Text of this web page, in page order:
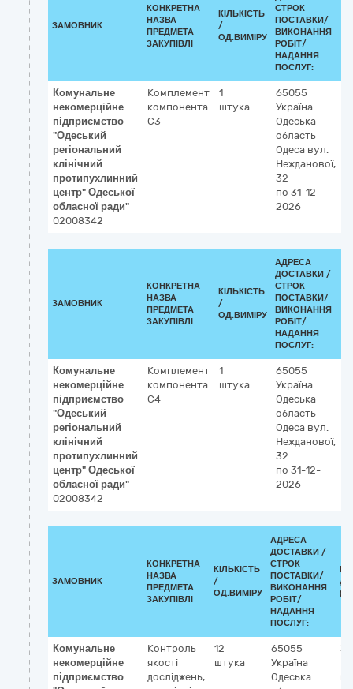
ЗАМОВНИК
КОНКРЕТНА
НАЗВА
ПРЕДМЕТА
ЗАКУПІВЛІ
КІЛЬКІСТЬ
/
ОД.ВИМІРУ
СТРОК
ПОСТАВКИ/
ВИКОНАННЯ
РОБІТ/
НАДАННЯ
ПОСЛУГ:
Комунальне
некомерційне
підприємство
"Одеський
регіональний
клінічний
протипухлинний
центр" Одеської
обласної ради"
02008342
Комплемент
компонента
С3
1
штука
65055
Україна
Одеська
область
Одеса вул.
Нежданової,
32
по 31-12-
2026
ЗАМОВНИК
КОНКРЕТНА
НАЗВА
ПРЕДМЕТА
ЗАКУПІВЛІ
КІЛЬКІСТЬ
/
ОД.ВИМІРУ
АДРЕСА
ДОСТАВКИ /
СТРОК
ПОСТАВКИ/
ВИКОНАННЯ
РОБІТ/
НАДАННЯ
ПОСЛУГ:
Комунальне
некомерційне
підприємство
"Одеський
регіональний
клінічний
протипухлинний
центр" Одеської
обласної ради"
02008342
Комплемент
компонента
С4
1
штука
65055
Україна
Одеська
область
Одеса вул.
Нежданової,
32
по 31-12-
2026
ЗАМОВНИК
КОНКРЕТНА
НАЗВА
ПРЕДМЕТА
ЗАКУПІВЛІ
КІЛЬКІСТЬ
/
ОД.ВИМІРУ
АДРЕСА
ДОСТАВКИ /
СТРОК
ПОСТАВКИ/
ВИКОНАННЯ
РОБІТ/
НАДАННЯ
ПОСЛУГ:
ДК
Комунальне
некомерційне
підприємство
Контроль
якості
досліджень,
12
штука
65055
Україна
Одеська